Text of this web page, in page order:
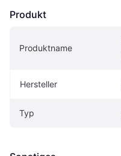
Produkt
Produktname
Hersteller
Typ